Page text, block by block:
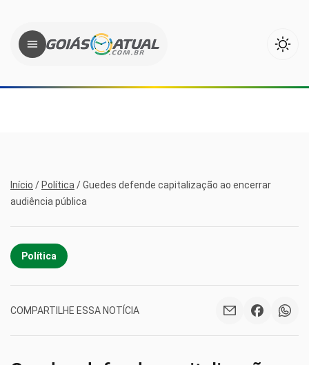
Início / Política /Guedes defende capitalização ao encerrar
audiência pública
Política
COMPARTILHE ESSA NOTÍCIA